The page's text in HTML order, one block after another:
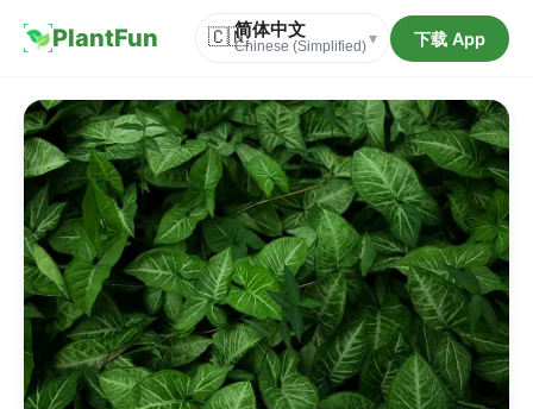
PlantFun 🇨🇳简体中文
Chinese (Simplified)▾ 下载 App